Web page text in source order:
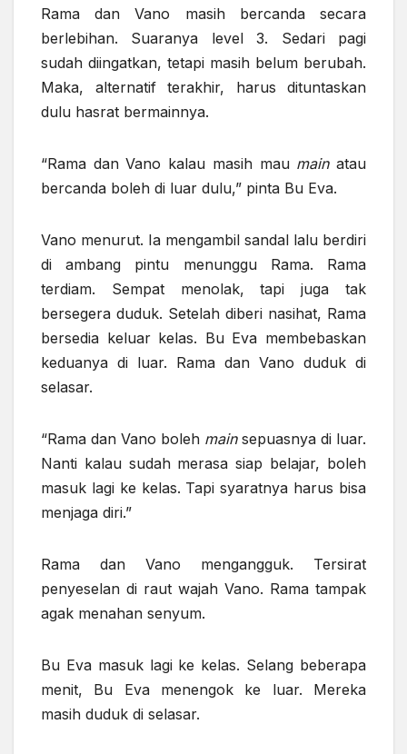
Rama dan Vano masih bercanda secara
berlebihan. Suaranya level 3. Sedari pagi
sudah diingatkan, tetapi masih belum berubah.
Maka, alternatif terakhir, harus dituntaskan
dulu hasrat bermainnya.
“Rama dan Vano kalau masih mau mainatau
bercanda boleh di luar dulu,” pinta Bu Eva.
Vano menurut. Ia mengambil sandal lalu berdiri
di ambang pintu menunggu Rama. Rama
terdiam. Sempat menolak, tapi juga tak
bersegera duduk. Setelah diberi nasihat, Rama
bersedia keluar kelas. Bu Eva membebaskan
keduanya di luar. Rama dan Vano duduk di
selasar.
“Rama dan Vano boleh mainsepuasnya di luar.
Nanti kalau sudah merasa siap belajar, boleh
masuk lagi ke kelas. Tapi syaratnya harus bisa
menjaga diri.”
Rama dan Vano mengangguk. Tersirat
penyeselan di raut wajah Vano. Rama tampak
agak menahan senyum.
Bu Eva masuk lagi ke kelas. Selang beberapa
menit, Bu Eva menengok ke luar. Mereka
masih duduk di selasar.